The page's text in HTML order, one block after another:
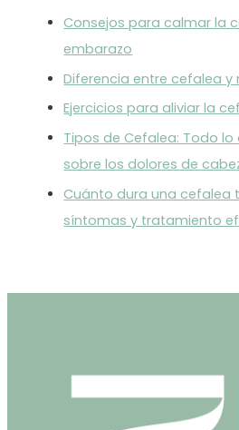
Consejos para calmar la
embarazo
Diferencia entre cefalea y
Ejercicios para aliviar la
Tipos de Cefalea: Todo
sobre los dolores de
Cuánto dura una cefalea
síntomas y tratamiento